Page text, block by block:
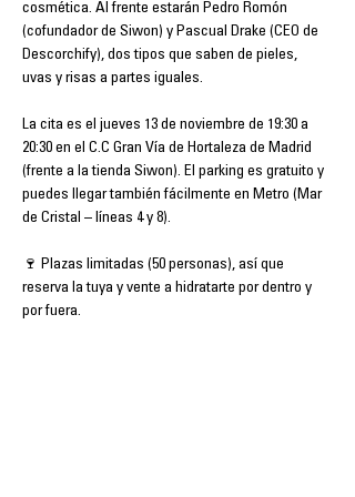
cosmética. Al frente estarán Pedro Romón
(cofundador de Siwon) y Pascual Drake (CEO de
Descorchify), dos tipos que saben de pieles,
uvas y risas a partes iguales.
La cita es el jueves 13 de noviembre de 19:30 a
20:30 en el C.C Gran Vía de Hortaleza de Madrid
(frente a la tienda Siwon). El parking es gratuito y
puedes llegar también fácilmente en Metro (Mar
de Cristal – líneas 4 y 8).
🍷 Plazas limitadas (50 personas), así que
reserva la tuya y vente a hidratarte por dentro y
por fuera.